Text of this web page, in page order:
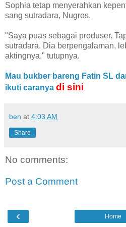
Sophia tetap menyerahkan
sang sutradara, Nugros.
"Saya puas sebagai produser.
sutradara. Dia berpengalaman,
aktingnya," tutupnya.
Mau bukber bareng Fatin SL
ikuti caranya di sini
ben at 4:03 AM
Share
No comments:
Post a Comment
‹ Home